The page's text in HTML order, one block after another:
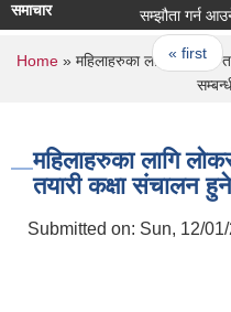
समाचार सम्झौता गर्न आउने
Pages
« first
You are here
Home » महिलाहरुका लागि लोकसेवा
महिलाहरुका लागि
तयारी कक्षा संचालन
Submitted on: Sun, 12/